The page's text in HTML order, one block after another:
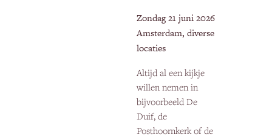
Zondag 21 juni 2026
Amsterdam, diverse
locaties
Altijd al een kijkje
willen nemen in
bijvoorbeeld De
Duif, de
Posthoornkerk of de